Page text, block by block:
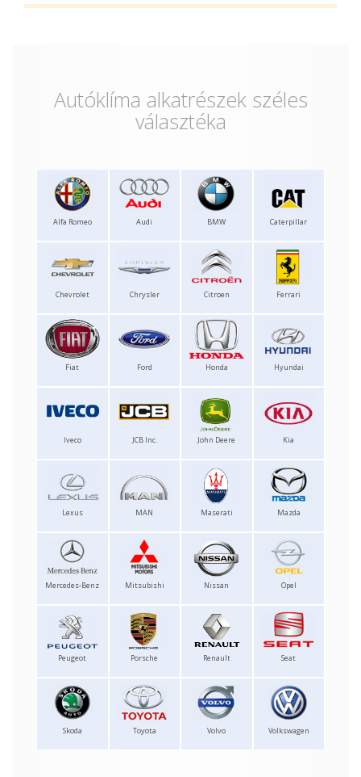
Autóklíma alkatrészek széles
választéka
Alfa Romeo Audi BMW Caterpillar
Chevrolet Chrysler Citroen Ferrari
Fiat Ford Honda Hyundai
Iveco JCB Inc. John Deere Kia
Lexus MAN Maserati Mazda
Mercedes-Benz Mitsubishi Nissan Opel
Peugeot Porsche Renault Seat
Skoda Toyota Volvo Volkswagen